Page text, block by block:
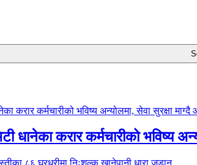
धानेका करार कर्मचारीको भविष्य